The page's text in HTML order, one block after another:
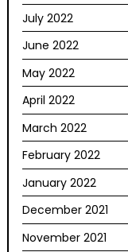
July 2022
June 2022
May 2022
April 2022
March 2022
February 2022
January 2022
December 2021
November 2021